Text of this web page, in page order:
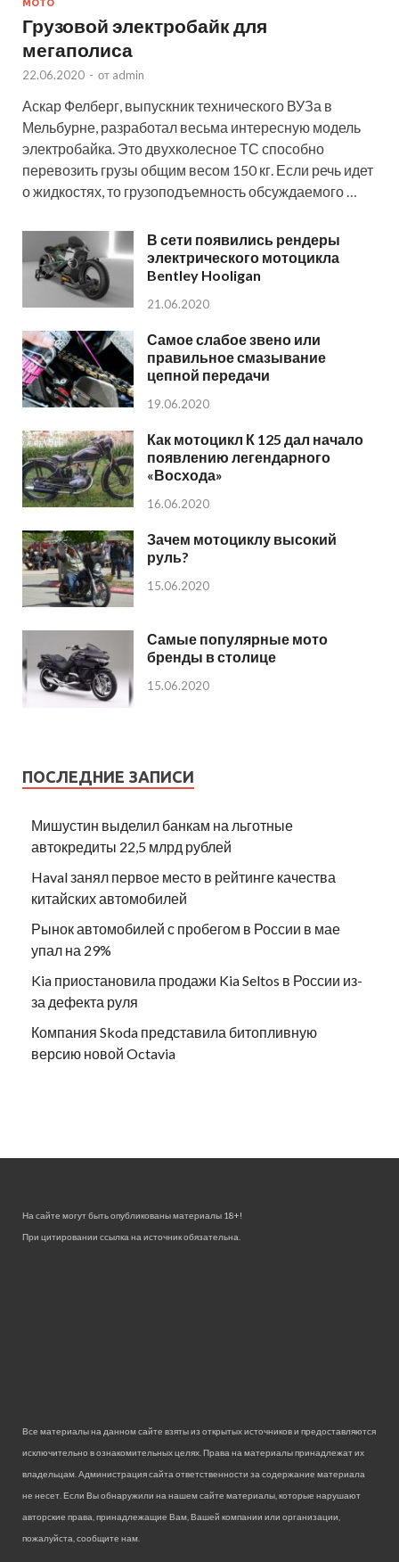
МОТО
Грузовой электробайк для
мегаполиса
22.06.2020 - от admin
Аскар Фелберг, выпускник технического ВУЗа в
Мельбурне, разработал весьма интересную модель
электробайка. Это двухколесное ТС способно
перевозить грузы общим весом 150 кг. Если речь идет
о жидкостях, то грузоподъемность обсуждаемого …
В сети появились рендеры
электрического мотоцикла
Bentley Hooligan
21.06.2020
Самое слабое звено или
правильное смазывание
цепной передачи
19.06.2020
Как мотоцикл К 125 дал начало
появлению легендарного
«Восхода»
16.06.2020
Зачем мотоциклу высокий
руль?
15.06.2020
Самые популярные мото
бренды в столице
15.06.2020
ПОСЛЕДНИЕ ЗАПИСИ
Мишустин выделил банкам на льготные
автокредиты 22,5 млрд рублей
Haval занял первое место в рейтинге качества
китайских автомобилей
Рынок автомобилей с пробегом в России в мае
упал на 29%
Kia приостановила продажи Kia Seltos в России из-
за дефекта руля
Компания Skoda представила битопливную
версию новой Octavia
На сайте могут быть опубликованы материалы 18+!
При цитировании ссылка на источник обязательна.
Все материалы на данном сайте взяты из открытых источников и предоставляются
исключительно в ознакомительных целях. Права на материалы принадлежат их
владельцам. Администрация сайта ответственности за содержание материала
не несет. Если Вы обнаружили на нашем сайте материалы, которые нарушают
авторские права, принадлежащие Вам, Вашей компании или организации,
пожалуйста, сообщите нам.